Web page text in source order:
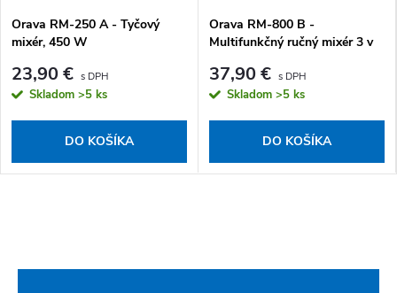
Orava RM-250 A - Tyčový
mixér, 450 W
23,90 €
Skladom >5 ks
DO KOŠÍKA
Orava RM-800 B -
Multifunkčný ručný mixér 3 v
37,90 €
Skladom >5 ks
DO KOŠÍKA